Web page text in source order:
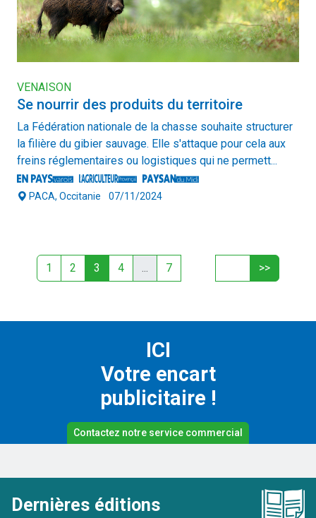
VENAISON
Se nourrir des produits du territoire
La Fédération nationale de la chasse souhaite structurer
la filière du gibier sauvage. Elle s'attaque pour cela aux
freins réglementaires ou logistiques qui ne permett...
PACA, Occitanie 07/11/2024
1 2 3 4 ... 7
ICI
Votre encart
publicitaire !
Contactez notre service commercial
Dernières éditions